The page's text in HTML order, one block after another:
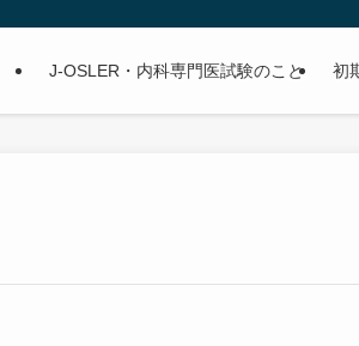
J-OSLER・内科専門医試験のこと 初